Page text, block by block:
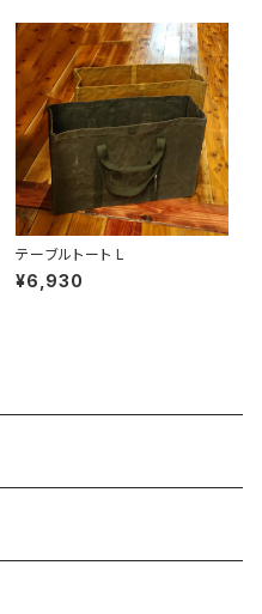
テーブルトート L
¥6,930